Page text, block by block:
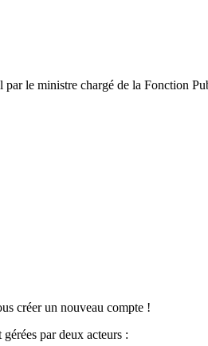
le ministre chargé de la Fonction
créer un nouveau compte !
par deux acteurs :